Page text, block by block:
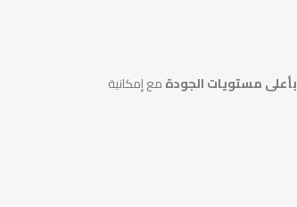
بأعلى مستويات الجودةمع إمكانية